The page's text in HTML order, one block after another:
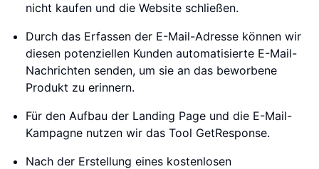
nicht kaufen und die Website schließen.
Durch das Erfassen der E-Mail-Adresse können wir
diesen potenziellen Kunden automatisierte E-Mail-
Nachrichten senden, um sie an das beworbene
Produkt zu erinnern.
Für den Aufbau der Landing Page und die E-Mail-
Kampagne nutzen wir das Tool GetResponse.
Nach der Erstellung eines kostenlosen